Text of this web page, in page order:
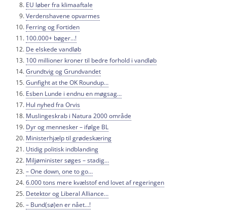
EU løber fra klimaaftale
Verdenshavene opvarmes
Ferring og Fortiden
100.000+ bøger…!
De elskede vandløb
100 millioner kroner til bedre forhold i vandløb
Grundtvig og Grundvandet
Gunfight at the OK Roundup…
Esben Lunde i endnu en møgsag…
Hul nyhed fra Orvis
Muslingeskrab i Natura 2000 område
Dyr og mennesker – ifølge BL
Ministerhjælp til grødeskæring
Utidig politisk indblanding
Miljøminister søges – stadig…
– One down, one to go…
6.000 tons mere kvælstof end lovet af regeringen
Detektor og Liberal Alliance…
– Bund(sø)en er nået…!